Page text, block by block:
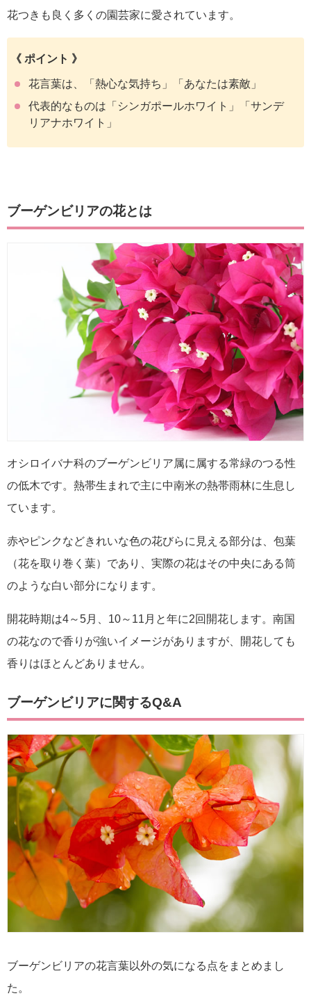
花つきも良く多くの園芸家に愛されています。
《 ポイント 》
花言葉は、「熱心な気持ち」「あなたは素敵」
代表的なものは「シンガポールホワイト」「サンデ
リアナホワイト」
ブーゲンビリアの花とは
オシロイバナ科のブーゲンビリア属に属する常緑のつる性
の低木です。熱帯生まれで主に中南米の熱帯雨林に生息し
ています。
赤やピンクなどきれいな色の花びらに見える部分は、包葉
（花を取り巻く葉）であり、実際の花はその中央にある筒
のような白い部分になります。
開花時期は4～5月、10～11月と年に2回開花します。南国
の花なので香りが強いイメージがありますが、開花しても
香りはほとんどありません。
ブーゲンビリアに関するQ&A
ブーゲンビリアの花言葉以外の気になる点をまとめまし
た。